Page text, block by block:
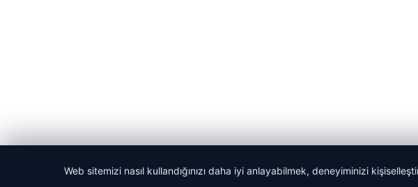
© 2026 Laf Gazetesi
Web sitemizi nasıl kullandığınızı daha iyi anlayabilmek, deneyiminizi